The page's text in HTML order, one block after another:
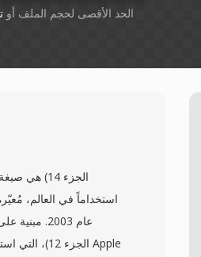
أسقِط الملفات هنا. 1 GB الحد الأقصى لحجم الملف أو
استخداماً في العالم،